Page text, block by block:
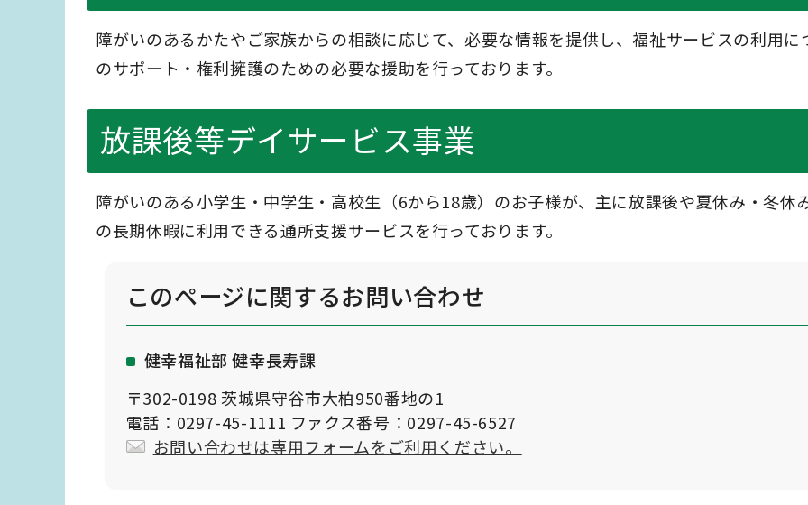
障がいのあるかたやご家族からの相談に応じて、必要な情報を提供し、福祉サービスの利用に
のサポート・権利擁護のための必要な援助を行っております。
放課後等デイサービス事業
障がいのある小学生・中学生・高校生（6から18歳）のお子様が、主に放課後や夏休み・冬休
の長期休暇に利用できる通所支援サービスを行っております。
このページに関するお問い合わせ
健幸福祉部 健幸長寿課
〒302-0198 茨城県守谷市大柏950番地の1
電話：0297-45-1111 ファクス番号：0297-45-6527
お問い合わせは専用フォームをご利用ください。